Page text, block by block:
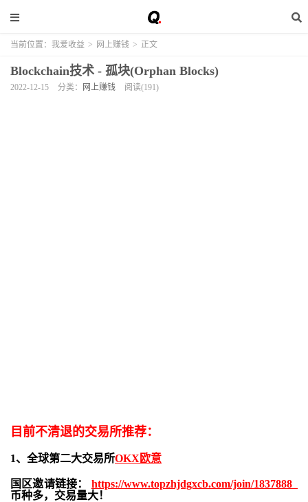
当前位置： 我爱收益 > 网上赚钱 > 正文
Blockchain技术 - 孤块(Orphan Blocks)
2022-12-15 分类： 网上赚钱 阅读(191)
目前不清退的交易所推荐：
1、全球第二大交易所OKX欧意
国区邀请链接： https://www.topzhjdgxcb.com/join/1837888
币种多，交易量大！